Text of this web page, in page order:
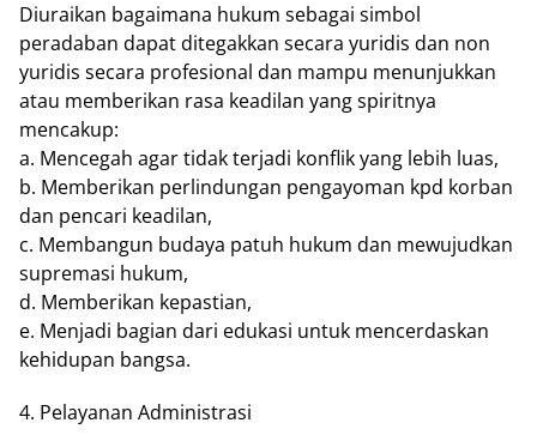
Diuraikan bagaimana hukum sebagai simbol
peradaban dapat ditegakkan secara yuridis dan non
yuridis secara profesional dan mampu menunjukkan
atau memberikan rasa keadilan yang spiritnya
mencakup:
a. Mencegah agar tidak terjadi konflik yang lebih luas,
b. Memberikan perlindungan pengayoman kpd korban
dan pencari keadilan,
c. Membangun budaya patuh hukum dan mewujudkan
supremasi hukum,
d. Memberikan kepastian,
e. Menjadi bagian dari edukasi untuk mencerdaskan
kehidupan bangsa.
4. Pelayanan Administrasi